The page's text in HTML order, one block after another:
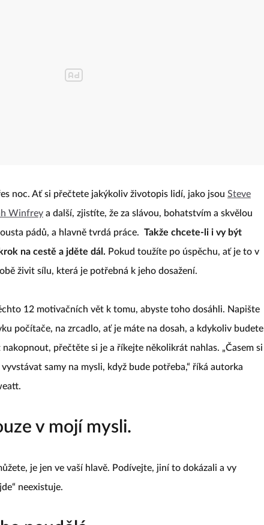
noc. Ať si přečtete jakýkoliv životopis lidí, jako jsou Steve
Winfrey a další, zjistíte, že za slávou, bohatstvím a skvělou
pádů, a hlavně tvrdá práce. Takže chcete-li i vy být
na cestě a jděte dál. Pokud toužíte po úspěchu, ať je to v
živit sílu, která je potřebná k jeho dosažení.
12 motivačních vět k tomu, abyste toho dosáhli. Napište
počítače, na zrcadlo, ať je máte na dosah, a kdykoliv budete
přečtěte si je a říkejte několikrát nahlas. „Časem si
samy na mysli, když bude potřeba,“ říká autorka
v mojí mysli.
je jen ve vaší hlavě. Podívejte, jiní to dokázali a vy
neexistuje.